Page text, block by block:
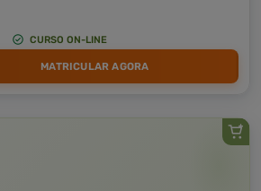
CURSO ON-LINE
MATRICULAR AGORA